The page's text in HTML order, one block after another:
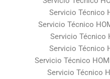
Servicio Técnico
Servicio Técnico
Servicio Técnico
Servicio Técnico
Servicio Técnico
Servicio Técnico